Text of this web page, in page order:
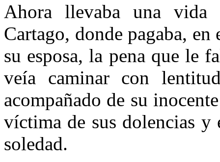
Ahora llevaba una vida
Cartago, donde pagaba,
su esposa, la pena que le
veía caminar con
acompañado de su
víctima de sus dolencias y
soledad.